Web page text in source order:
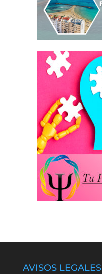
AVISOS LEGALES